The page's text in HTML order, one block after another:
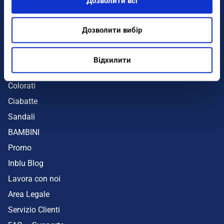
Дозволити вибір
Відхилити
UOMO
Colorati
Ciabatte
Sandali
BAMBINI
Promo
Inblu Blog
Lavora con noi
Area Legale
Servizio Clienti